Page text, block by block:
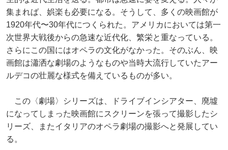
集まれば、娯楽も必要になる。そうして、多くの映画館が
1920年代〜30年代につくられた。アメリカにおいては第一
次世界大戦後からの急速な近代化、繁栄と重なっている。
さらにこの国にはオペラの文化がなかった。そのぶん、映
画館は瀟洒な劇場のようなものや当時大流行していたアー
ルデコの壮麗な様式を備えているものが多い。
この〈劇場〉シリーズは、ドライブインシアター、廃墟
になってしまった映画館にスクリーンを張って撮影したシ
リーズ、またイタリアのオペラ劇場の撮影へと発展してい
る。